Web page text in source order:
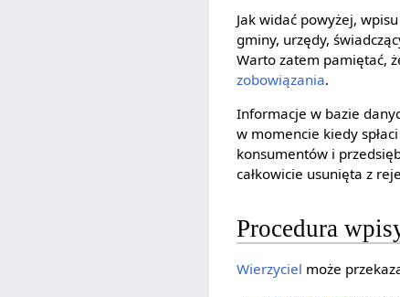
Jak widać powyżej,
gminy, urzędy,
Warto zatem pamiętać,
zobowiązania.
Informacje w bazie
w momencie kiedy
konsumentów i
całkowicie usunięta z
Procedura
Wierzyciel może